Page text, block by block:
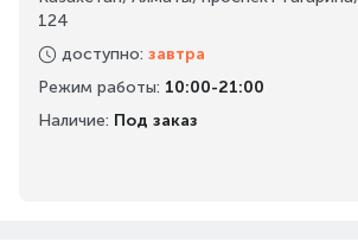
124
доступно: завтра
Режим работы: 10:00-21:00
Наличие: Под заказ